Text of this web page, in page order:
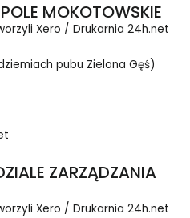
MOKOTOWSKIE
Xero / Drukarnia 24h.net
pubu Zielona Gęś)
ZARZĄDZANIA
Xero / Drukarnia 24h.net